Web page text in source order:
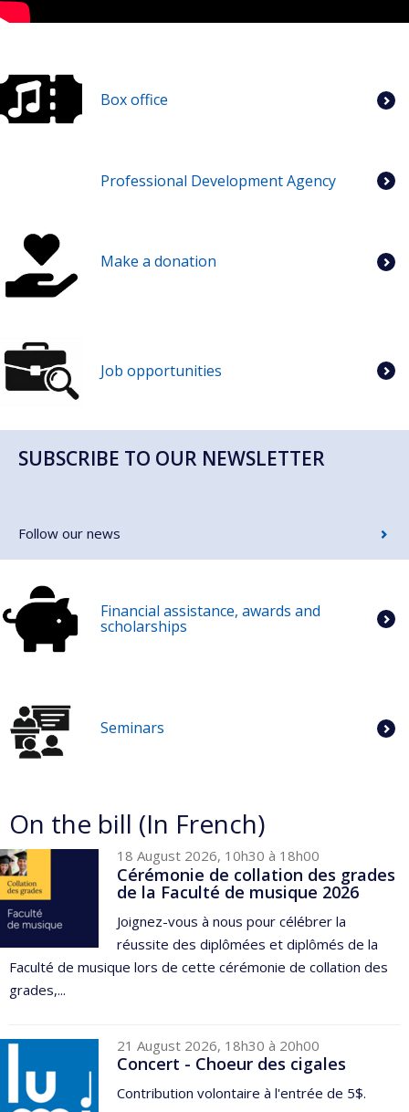
Box office
Professional Development Agency
Make a donation
Job opportunities
SUBSCRIBE TO OUR NEWSLETTER
Follow our news
Financial assistance, awards and
scholarships
Seminars
On the bill (In French)
18 August 2026, 10h30 à 18h00
Cérémonie de collation des grades
de la Faculté de musique 2026
Joignez-vous à nous pour célébrer la
réussite des diplômées et diplômés de la
Faculté de musique lors de cette cérémonie de collation des
grades,...
21 August 2026, 18h30 à 20h00
Concert - Choeur des cigales
Contribution volontaire à l'entrée de 5$.